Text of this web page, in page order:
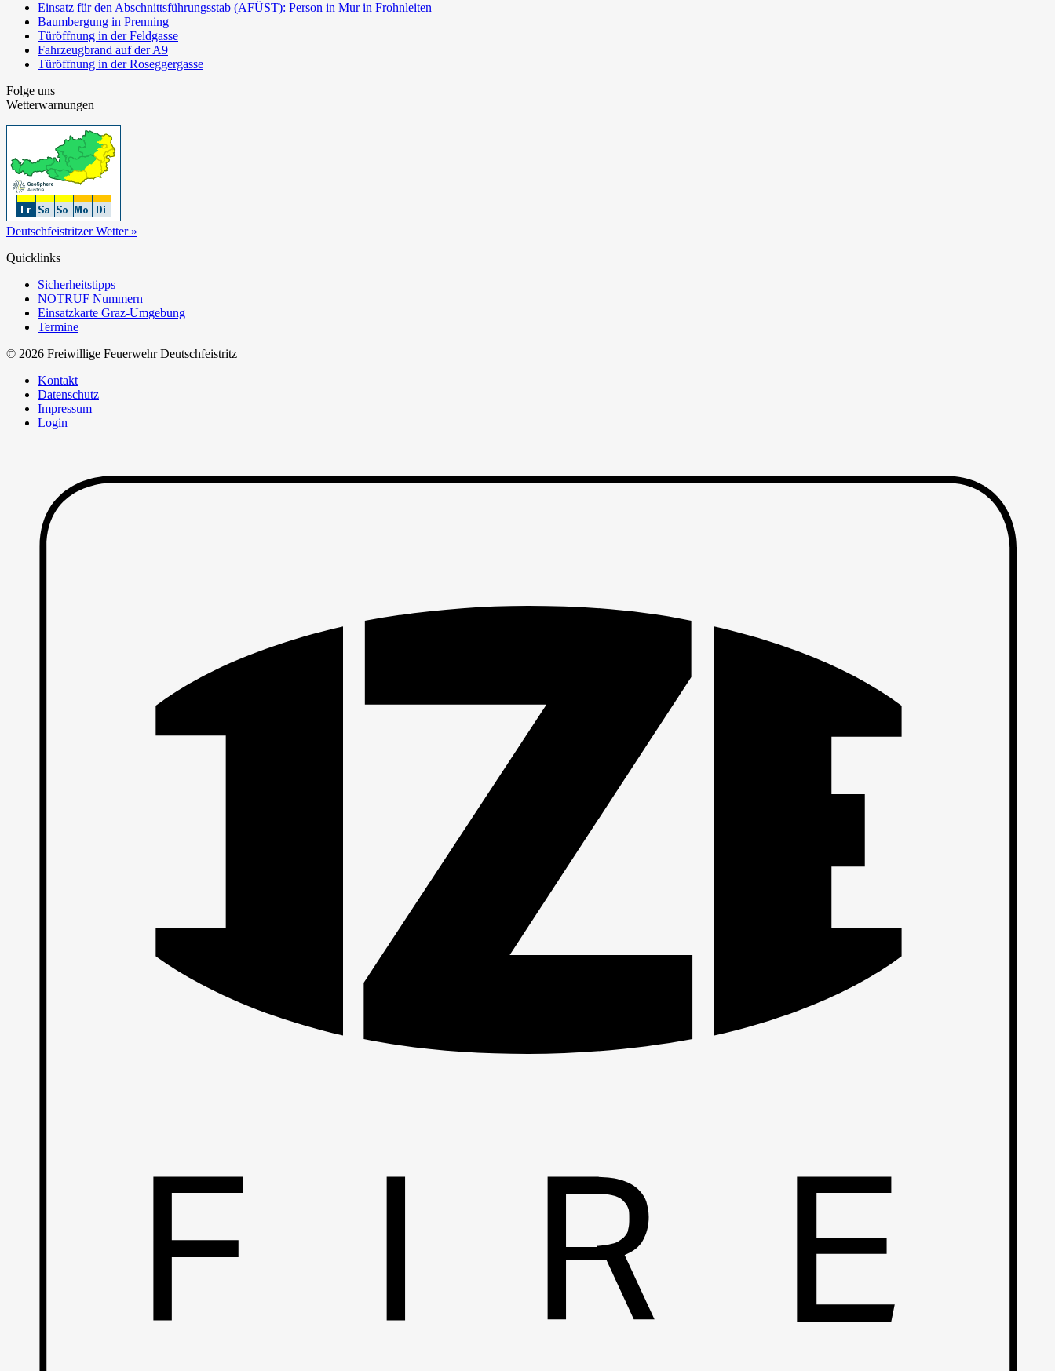
Einsatz für den Abschnittsführungsstab (AFÜST): Person in Mur in Frohnleiten
Baumbergung in Prenning
Türöffnung in der Feldgasse
Fahrzeugbrand auf der A9
Türöffnung in der Roseggergasse
Folge uns
Wetterwarnungen
Deutschfeistritzer Wetter »
Quicklinks
Sicherheitstipps
NOTRUF Nummern
Einsatzkarte Graz-Umgebung
Termine
© 2026 Freiwillige Feuerwehr Deutschfeistritz
Kontakt
Datenschutz
Impressum
Login